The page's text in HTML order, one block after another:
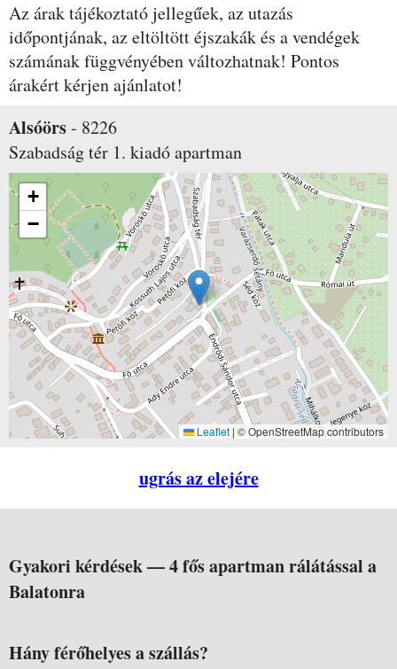
Az árak tájékoztató jellegűek, az utazás
időpontjának, az eltöltött éjszakák és a vendégek
számának függvényében változhatnak! Pontos
árakért kérjen ajánlatot!
Alsóörs- 8226
Szabadság tér 1. kiadó apartman
+
−
Leaflet | © OpenStreetMap contributors
ugrás az elejére
Gyakori kérdések —4 fős apartman rálátással a
Balatonra
Hány férőhelyes a szállás?